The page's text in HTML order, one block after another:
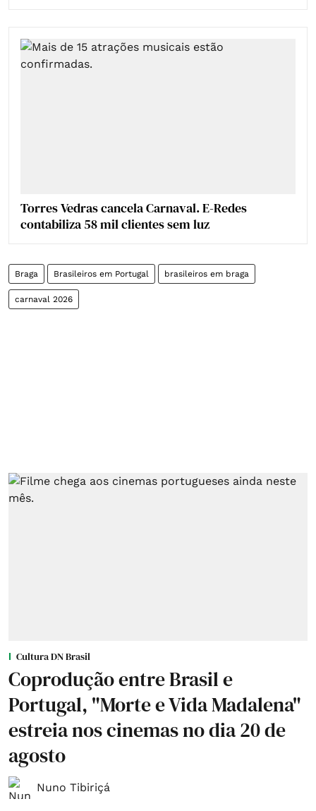
Torres Vedras cancela Carnaval. E-Redes
contabiliza 58 mil clientes sem luz
Braga Brasileiros em Portugal brasileiros em braga
carnaval 2026
Cultura DN Brasil
Coprodução entre Brasil e
Portugal, "Morte e Vida Madalena"
estreia nos cinemas no dia 20 de
agosto
Nuno Tibiriçá